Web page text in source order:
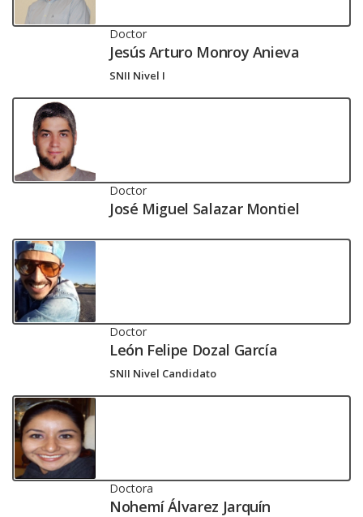
Doctor
Jesús Arturo Monroy Anieva
SNII Nivel I
Doctor
José Miguel Salazar Montiel
Doctor
León Felipe Dozal García
SNII Nivel Candidato
Doctora
Nohemí Álvarez Jarquín